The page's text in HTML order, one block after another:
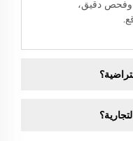
وفحص دقيق،